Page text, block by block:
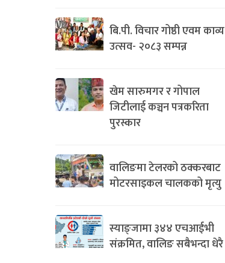
बि.पी. विचार गोष्ठी एवम काव्य
उत्सव- २०८३ सम्पन्न
खेम सारुमगर र गोपाल
जिटीलाई कञ्चन पत्रकरिता
पुरस्कार
वालिङमा टेलरको ठक्करबाट
मोटरसाइकल चालकको मृत्यु
स्याङ्जामा ३४४ एचआईभी
संक्रमित, वालिङ सबैभन्दा धेरै